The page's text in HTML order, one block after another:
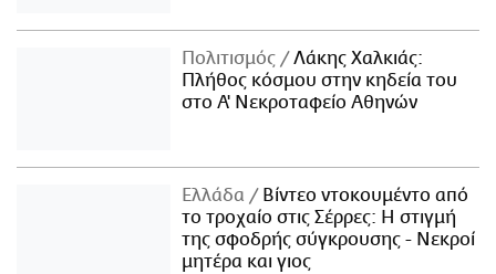
Πολιτισμός
Λάκης Χαλκιάς:
Πλήθος κόσμου στην κηδεία του
στο Α' Νεκροταφείο Αθηνών
Ελλάδα
Βίντεο ντοκουμέντο από
το τροχαίο στις Σέρρες: Η στιγμή
της σφοδρής σύγκρουσης - Νεκροί
μητέρα και γιος